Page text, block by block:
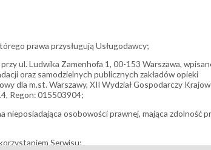
prawa przysługują Usługodawcy;
ul. Ludwika Zamenhofa 1, 00-153 Warszawa,
oraz samodzielnych publicznych zakładów opieki
dla m.st. Warszawy, XII Wydział Gospodarczy
Regon: 015503904;
osobowości prawnej, mająca zdolność
Serwisu;